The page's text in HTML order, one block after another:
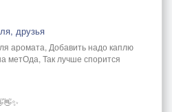
друзья
аромата, Добавить надо каплю
метОда, Так лучше спорится